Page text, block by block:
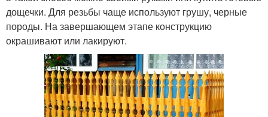
дощечки. Для резьбы чаще используют грушу, черные
породы. На завершающем этапе конструкцию
окрашивают или лакируют.